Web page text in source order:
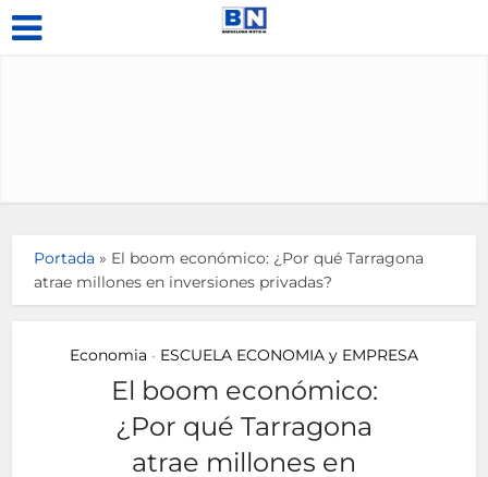
Portada » El boom económico: ¿Por qué Tarragona
atrae millones en inversiones privadas?
Economia • ESCUELA ECONOMIA y EMPRESA
El boom económico:
¿Por qué Tarragona
atrae millones en